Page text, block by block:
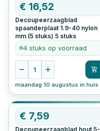
€16,52
Decoupeerzaagblad
spaanderplaat 1.9-40 nylon
mm (5 stuks) 5 stuks
4 stuks op voorraad
1
maandag 10 augustus in huis
€ 7,59
Decoupeerzaagblad hout 5-